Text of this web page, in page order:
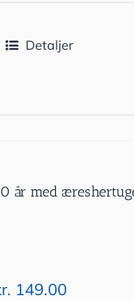
Detaljer
år med
149.00